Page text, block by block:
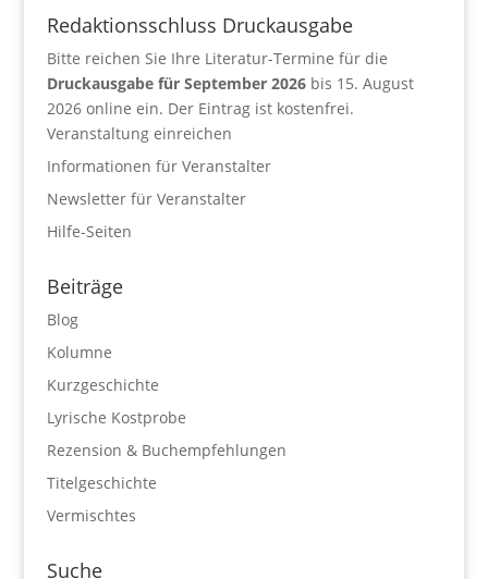
Redaktionsschluss Druckausgabe
Bitte reichen Sie Ihre Literatur-Termine für die
Druckausgabe für September 2026bis 15. August
2026 online ein. Der Eintrag ist kostenfrei.
Veranstaltung einreichen
Informationen für Veranstalter
Newsletter für Veranstalter
Hilfe-Seiten
Beiträge
Blog
Kolumne
Kurzgeschichte
Lyrische Kostprobe
Rezension & Buchempfehlungen
Titelgeschichte
Vermischtes
Suche